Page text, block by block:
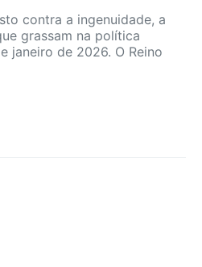
contra a ingenuidade, a
grassam na política
janeiro de 2026. O Reino